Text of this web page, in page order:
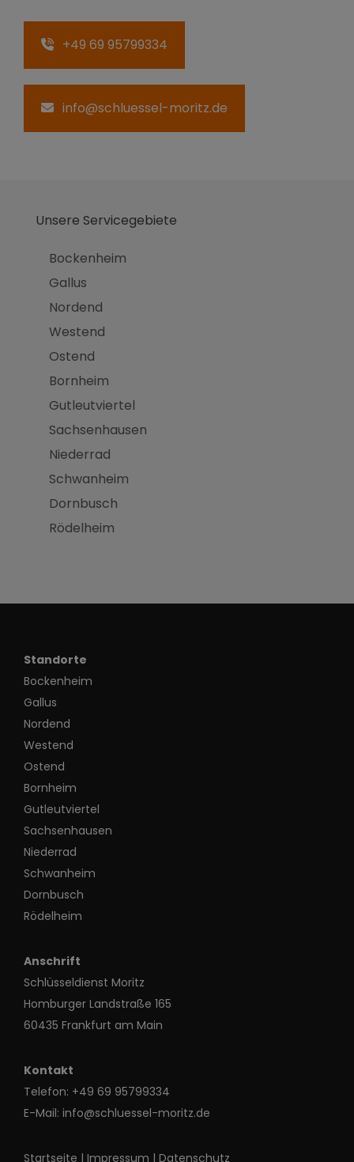
+49 69 95799334
info@schluessel-moritz.de
Unsere Servicegebiete
Bockenheim
Gallus
Nordend
Westend
Ostend
Bornheim
Gutleutviertel
Sachsenhausen
Niederrad
Schwanheim
Dornbusch
Rödelheim
Standorte
Bockenheim
Gallus
Nordend
Westend
Ostend
Bornheim
Gutleutviertel
Sachsenhausen
Niederrad
Schwanheim
Dornbusch
Rödelheim
Anschrift
Schlüsseldienst Moritz
Homburger Landstraße 165
60435 Frankfurt am Main
Kontakt
Telefon: +49 69 95799334
E-Mail: info@schluessel-moritz.de
Startseite | Impressum | Datenschutz